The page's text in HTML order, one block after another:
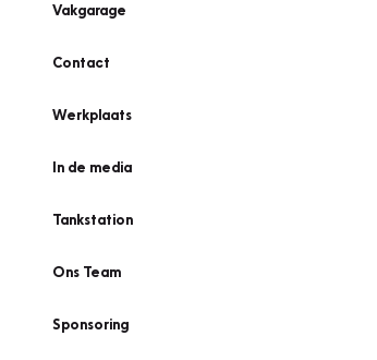
Vakgarage
Contact
Werkplaats
In de media
Tankstation
Ons Team
Sponsoring